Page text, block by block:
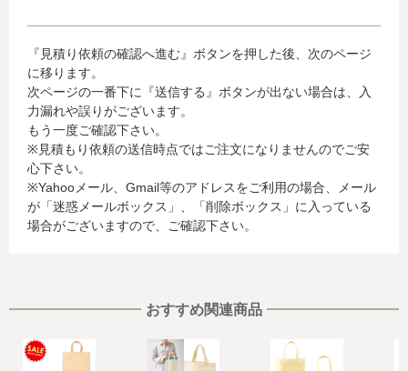
当社がお客様から収集した以下の個人情報等は、カード発
行会社が行う不正利用検知・防止のために、お客様が利用
されているカード発行会社へ提供させていただきます。(氏
名、電話番号、email アドレス、インターネット利用環境
に関する情報等)
お客様が利用されているカード発行会社が外国にある場
合、これらの情報は当該発行会社が所属する国に移転され
る場合があります。当社では、お客様から収集した情報か
らは、ご利用のカード発行会社及び当該会社が所在する国
を特定することができないため、以下の個人情報保護措置
・発行会社の個人情報保護の措置
なお、個人情報保護委員会のホームページ
(https://www.ppc.go.jp/)では、各国における個人情報保護
制度に関する情報について掲載されています。
『見積り依頼の確認へ進む』ボタンを押した後、次のページ
に移ります。
次ページの一番下に『送信する』ボタンが出ない場合は、入
力漏れや誤りがございます。
もう一度ご確認下さい。
※見積もり依頼の送信時点ではご注文になりませんのでご安
心下さい。
※Yahooメール、Gmail等のアドレスをご利用の場合、メール
が「迷惑メールボックス」、「削除ボックス」に入っている
場合がございますので、ご確認下さい。
おすすめ関連商品